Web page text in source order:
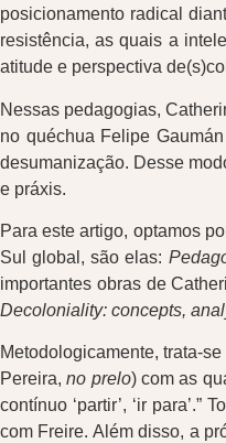
posicionamento radical
resistência, as quais a
atitude e perspectiva
Nessas pedagogias,
no quéchua Felipe
desumanização. Desse
e práxis.
Para este artigo, optamos
Sul global, são elas:
importantes obras de
Decoloniality: concepts,
Metodologicamente, trata-
Pereira,no prelo) com as
contínuo ‘partir’, ‘ir
com Freire. Além disso, a